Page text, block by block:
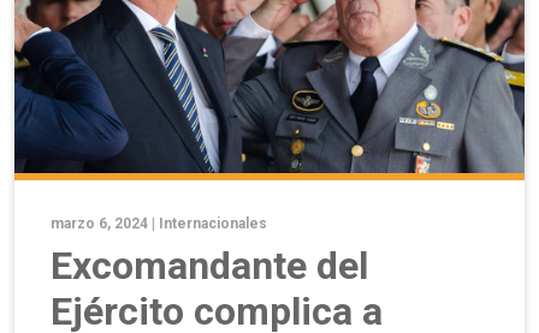
marzo 6, 2024 | Internacionales
Excomandante del
Ejército complica a